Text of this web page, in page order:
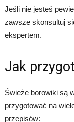
Jeśli nie jesteś
zawsze skonsultuj
ekspertem.
Jak
Świeże borowiki są
przygotować na
przepisów: